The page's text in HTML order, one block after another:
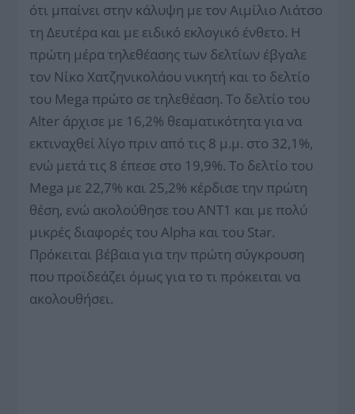
ότι μπαίνει στην κάλυψη με τον Αιμίλιο Λιάτσο
τη Δευτέρα και με ειδικό εκλογικό ένθετο. Η
πρώτη μέρα τηλεθέασης των δελτίων έβγαλε
τον Νίκο Χατζηνικολάου νικητή και το δελτίο
του Mega πρώτο σε τηλεθέαση. Το δελτίο του
Alter άρχισε με 16,2% θεαματικότητα για να
εκτιναχθεί λίγο πριν από τις 8 μ.μ. στο 32,1%,
ενώ μετά τις 8 έπεσε στο 19,9%. Το δελτίο του
Mega με 22,7% και 25,2% κέρδισε την πρώτη
θέση, ενώ ακολούθησε του ΑΝΤ1 και με πολύ
μικρές διαφορές του Alpha και του Star.
Πρόκειται βέβαια για την πρώτη σύγκρουση
που προϊδεάζει όμως για το τι πρόκειται να
ακολουθήσει.